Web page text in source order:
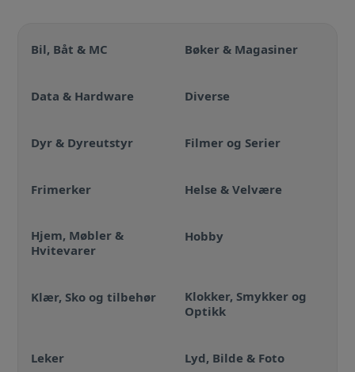
Bil, Båt & MC Bøker & Magasiner
Data & Hardware Diverse
Dyr & Dyreutstyr Filmer og Serier
Frimerker Helse & Velvære
Hjem, Møbler &
Hvitevarer
Hobby
Klær, Sko og tilbehør
Klokker, Smykker og
Optikk
Leker Lyd, Bilde & Foto